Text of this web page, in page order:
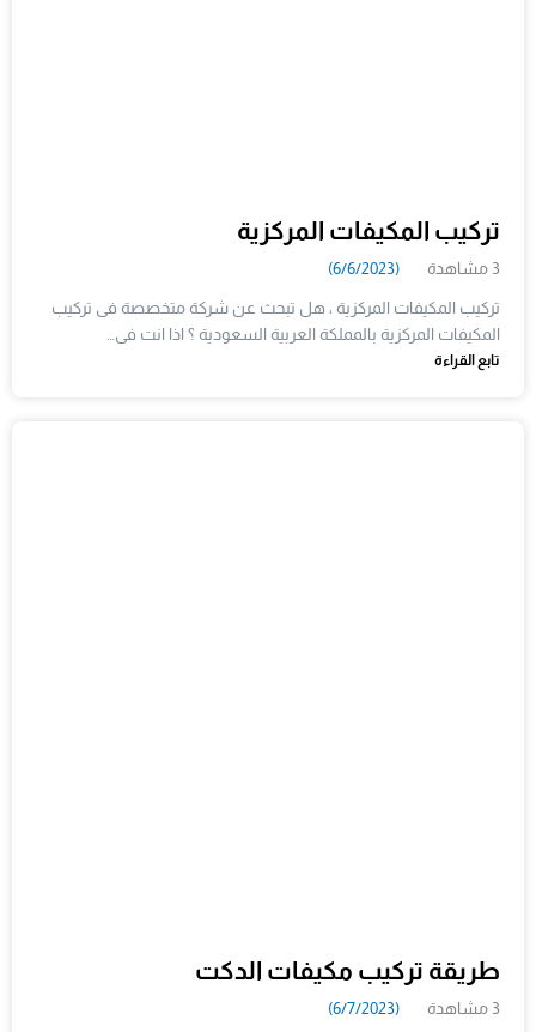
تركيب المكيفات المركزية
3 مشاهدة (6/6/2023)
تركيب المكيفات المركزية ، هل تبحث عن شركة متخصصة فى تركيب
المكيفات المركزية بالمملكة العربية السعودية ؟ اذا انت فى…
تابع القراءة
طريقة تركيب مكيفات الدكت
3 مشاهدة (6/7/2023)